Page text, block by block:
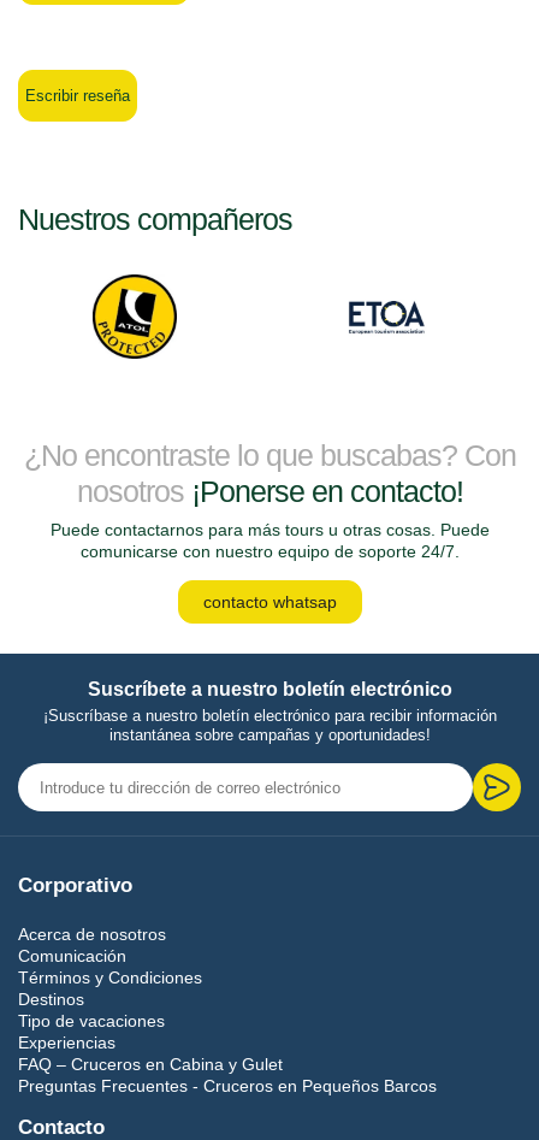
Escribir reseña
Nuestros compañeros
¿No encontraste lo que buscabas? Con
nosotros ¡Ponerse en contacto!
Puede contactarnos para más tours u otras cosas. Puede
comunicarse con nuestro equipo de soporte 24/7.
contacto whatsap
Suscríbete a nuestro boletín electrónico
¡Suscríbase a nuestro boletín electrónico para recibir información
instantánea sobre campañas y oportunidades!
Corporativo
Acerca de nosotros
Comunicación
Términos y Condiciones
Destinos
Tipo de vacaciones
Experiencias
FAQ – Cruceros en Cabina y Gulet
Preguntas Frecuentes - Cruceros en Pequeños Barcos
Contacto